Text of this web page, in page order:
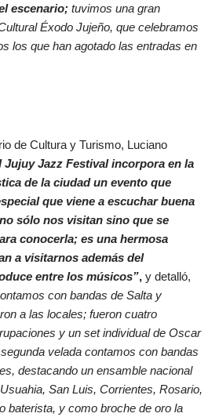
escenario; tuvimos una gran
Éxodo Jujeño, que celebramos
los que han agotado las entradas en
de Cultura y Turismo, Luciano
Jujuy Jazz Festival incorpora en la
de la ciudad un evento que
que viene a escuchar buena
sólo nos visitan sino que se
conocerla; es una hermosa
a visitarnos además del
entre los músicos”, y detalló,
con bandas de Salta y
a las locales; fueron cuatro
y un set individual de Oscar
velada contamos con bandas
destacando un ensamble nacional
San Luis, Corrientes, Rosario,
baterista, y como broche de oro la